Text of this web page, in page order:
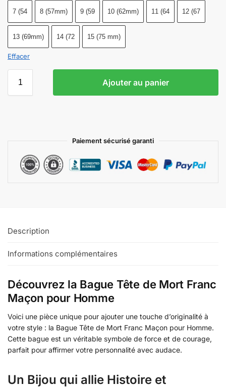
7 (54 8 (57mm) 9 (59 10 (62mm) 11 (64 12 (67
13 (69mm) 14 (72 15 (75 mm)
Effacer
Ajouter au panier
Paiement sécurisé garanti
Description
Informations complémentaires
Découvrez la Bague Tête de Mort Franc
Maçon pour Homme
Voici une pièce unique pour ajouter une touche d’originalité à
votre style : la Bague Tête de Mort Franc Maçon pour Homme.
Cette bague est un véritable symbole de force et de courage,
parfait pour affirmer votre personnalité avec audace.
Un Bijou qui allie Histoire et